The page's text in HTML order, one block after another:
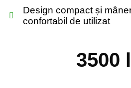
Design compact și
confortabil de utilizat
3500